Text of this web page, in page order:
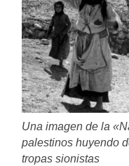
Una imagen de la
palestinos huyendo
tropas sionistas